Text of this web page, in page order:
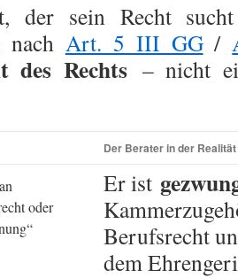
der sein Recht
nach Art. 5 III GG/
des Rechts– nicht
Der Berater in der Realität
oder
Er ist
Berufsrecht
dem